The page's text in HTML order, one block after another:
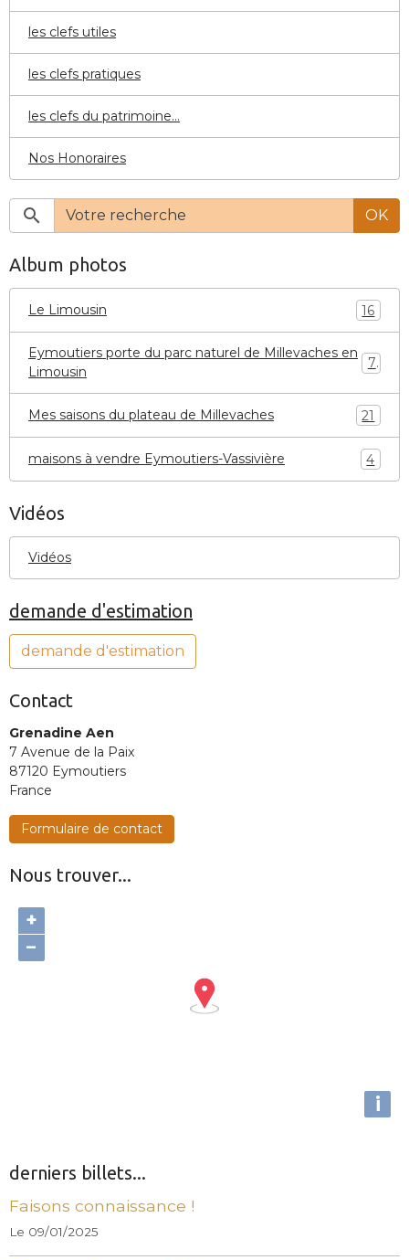
les clefs utiles
les clefs pratiques
les clefs du patrimoine...
Nos Honoraires
OK
Album photos
Le Limousin 16
Eymoutiers porte du parc naturel de Millevaches en
Limousin
7
Mes saisons du plateau de Millevaches 21
maisons à vendre Eymoutiers-Vassivière 4
Vidéos
Vidéos
demande d'estimation
demande d'estimation
Contact
Grenadine Aen
7 Avenue de la Paix
87120 Eymoutiers
France
Formulaire de contact
Nous trouver...
+
−
i
derniers billets...
Faisons connaissance !
Le 09/01/2025